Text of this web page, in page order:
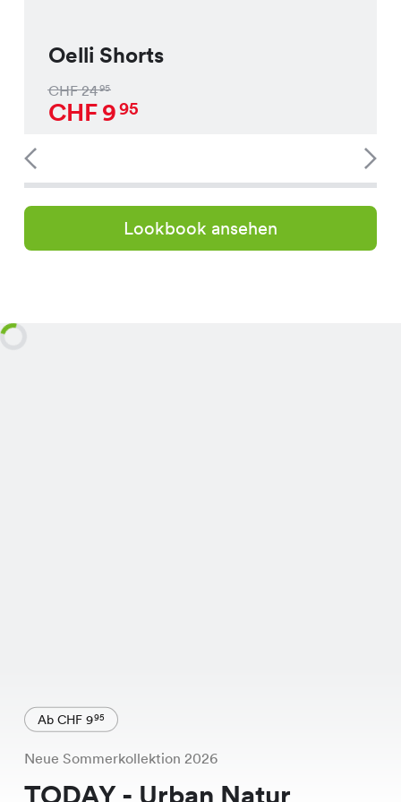
Oelli Shorts
CHF2495
CHF995
Lookbook ansehen
Ab CHF 995
Neue Sommerkollektion 2026
TODAY - Urban Natur